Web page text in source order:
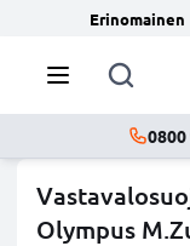
Erinomainen
0800
Olympus